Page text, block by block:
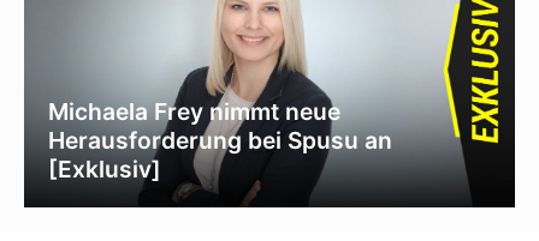
Michaela Frey nimmt neue
Herausforderung bei Spusu an
[Exklusiv]